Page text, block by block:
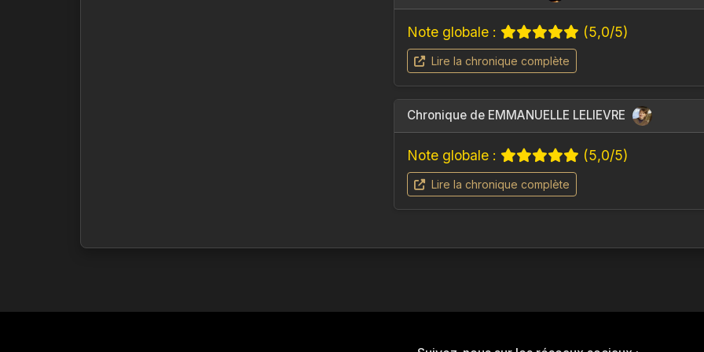
Note globale : (5,0/5)
Lire la chronique complète
Chronique de EMMANUELLE LELIEVRE
Note globale : (5,0/5)
Lire la chronique complète